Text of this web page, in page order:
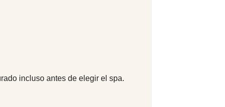
incluso antes de elegir el spa.